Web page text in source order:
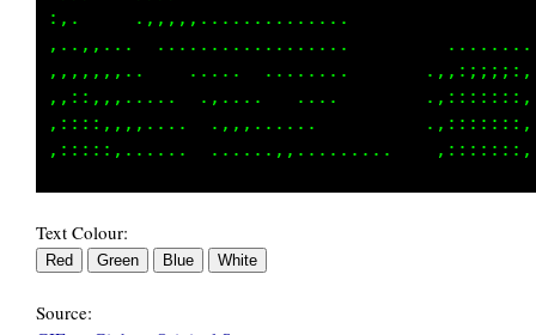
:,.     .,,,,...............
,..,,...  ..,...............
,,,,,,,..    .....  ........
,,:,,,,,....  .,....   ....
,::::,,,,....  ...,,.....
Text Colour:
Source: